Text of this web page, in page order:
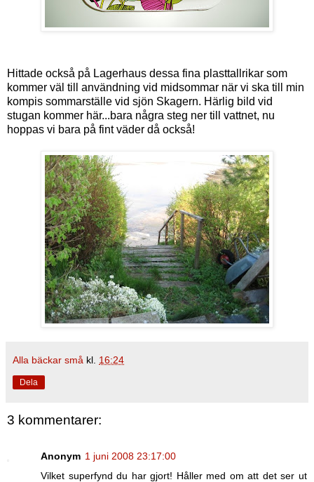
Hittade också på Lagerhaus dessa fina plasttallrikar som
kommer väl till användning vid midsommar när vi ska till min
kompis sommarställe vid sjön Skagern. Härlig bild vid
stugan kommer här...bara några steg ner till vattnet, nu
hoppas vi bara på fint väder då också!
Alla bäckar små kl. 16:24
Dela
3 kommentarer:
Anonym 1 juni 2008 23:17:00
Vilket superfynd du har gjort! Håller med om att det ser ut